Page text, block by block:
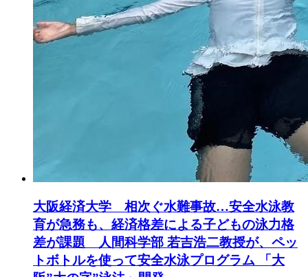
大阪経済大学 相次ぐ水難事故…安全水泳教
育が急務も、経済格差による子どもの泳力格
差が課題 人間科学部 若吉浩二教授が、ペッ
トボトルを使って安全水泳プログラム 「大